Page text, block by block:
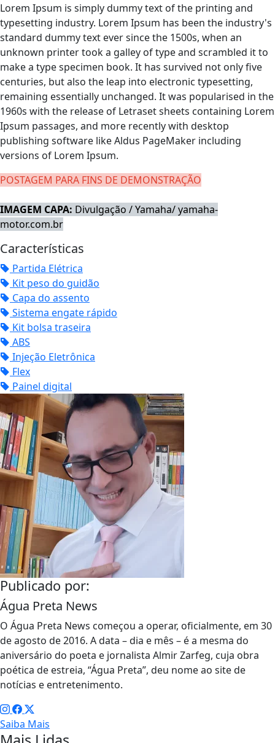
Lorem Ipsum is simply dummy text of the printing and
typesetting industry. Lorem Ipsum has been the industry's
standard dummy text ever since the 1500s, when an
unknown printer took a galley of type and scrambled it to
make a type specimen book. It has survived not only five
centuries, but also the leap into electronic typesetting,
remaining essentially unchanged. It was popularised in the
1960s with the release of Letraset sheets containing Lorem
Ipsum passages, and more recently with desktop
publishing software like Aldus PageMaker including
versions of Lorem Ipsum.
POSTAGEM PARA FINS DE DEMONSTRAÇÃO
IMAGEM CAPA: Divulgação / Yamaha/ yamaha-
motor.com.br
Características
Partida Elétrica
Kit peso do guidão
Capa do assento
Sistema engate rápido
Kit bolsa traseira
ABS
Injeção Eletrônica
Flex
Painel digital
Publicado por:
Água Preta News
O Água Preta News começou a operar, oficialmente, em 30
de agosto de 2016. A data – dia e mês – é a mesma do
aniversário do poeta e jornalista Almir Zarfeg, cuja obra
poética de estreia, “Água Preta”, deu nome ao site de
notícias e entretenimento.
Saiba Mais